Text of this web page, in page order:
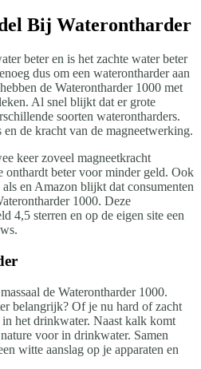
Bij Waterontharder
beter en is het zachte water beter
dus om een waterontharder aan
de Waterontharder 1000 met
Al snel blijkt dat er grote
soorten waterontharders.
de kracht van de magneetwerking.
keer zoveel magneetkracht
onthardt beter voor minder geld. Ook
en Amazon blijkt dat consumenten
1000. Deze
4,5 sterren en op de eigen site een
de Waterontharder 1000.
belangrijk? Of je nu hard of zacht
het drinkwater. Naast kalk komt
voor in drinkwater. Samen
witte aanslag op je apparaten en